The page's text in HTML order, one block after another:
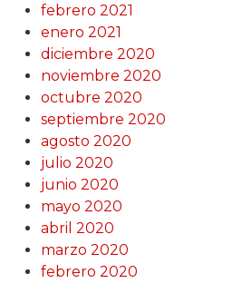
febrero 2021
enero 2021
diciembre 2020
noviembre 2020
octubre 2020
septiembre 2020
agosto 2020
julio 2020
junio 2020
mayo 2020
abril 2020
marzo 2020
febrero 2020